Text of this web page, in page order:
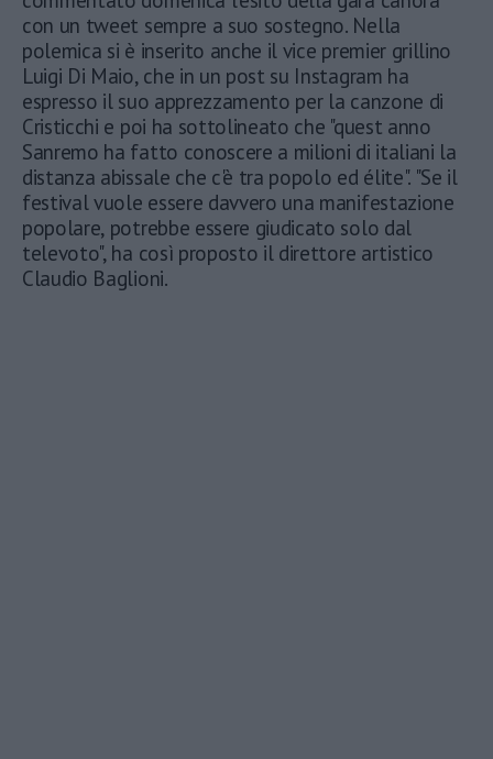
con un tweet sempre a suo sostegno. Nella
polemica si è inserito anche il vice premier grillino
Luigi Di Maio, che in un post su Instagram ha
espresso il suo apprezzamento per la canzone di
Cristicchi e poi ha sottolineato che "quest anno
Sanremo ha fatto conoscere a milioni di italiani la
distanza abissale che c'è tra popolo ed élite". "Se il
festival vuole essere davvero una manifestazione
popolare, potrebbe essere giudicato solo dal
televoto", ha così proposto il direttore artistico
Claudio Baglioni.